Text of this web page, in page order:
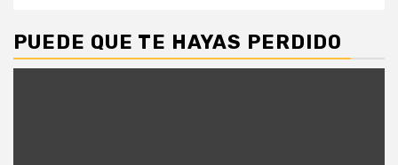
PUEDE QUE TE HAYAS PERDIDO